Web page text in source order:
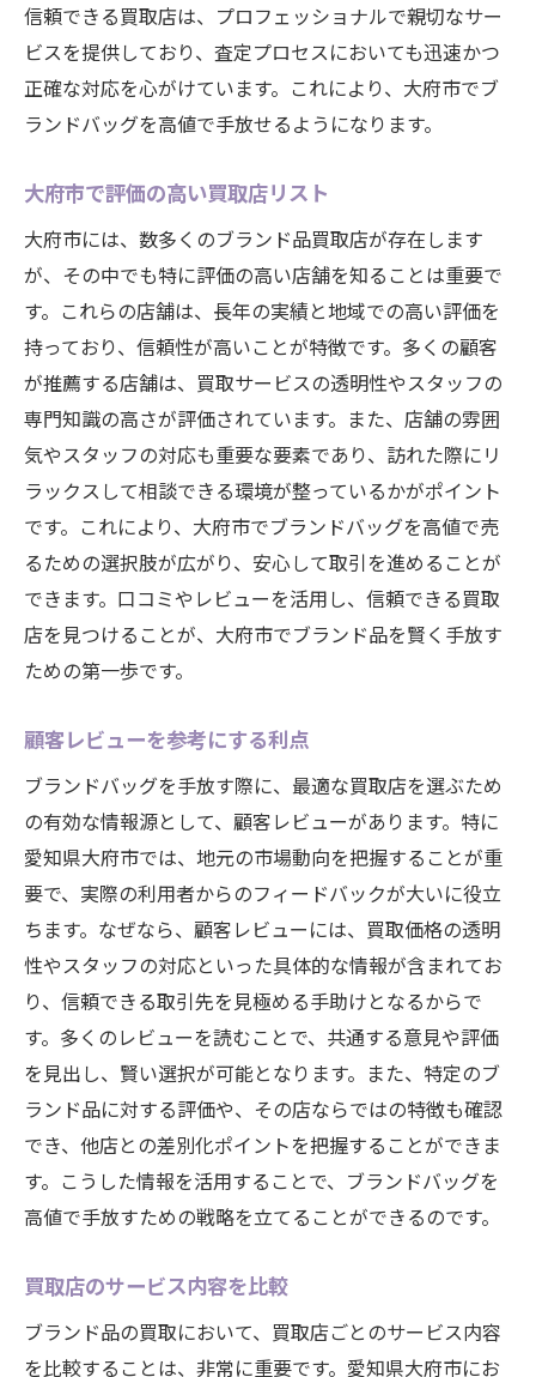
信頼できる買取店は、プロフェッショナルで親切なサー
ビスを提供しており、査定プロセスにおいても迅速かつ
正確な対応を心がけています。これにより、大府市でブ
ランドバッグを高値で手放せるようになります。
大府市で評価の高い買取店リスト
大府市には、数多くのブランド品買取店が存在します
が、その中でも特に評価の高い店舗を知ることは重要で
す。これらの店舗は、長年の実績と地域での高い評価を
持っており、信頼性が高いことが特徴です。多くの顧客
が推薦する店舗は、買取サービスの透明性やスタッフの
専門知識の高さが評価されています。また、店舗の雰囲
気やスタッフの対応も重要な要素であり、訪れた際にリ
ラックスして相談できる環境が整っているかがポイント
です。これにより、大府市でブランドバッグを高値で売
るための選択肢が広がり、安心して取引を進めることが
できます。口コミやレビューを活用し、信頼できる買取
店を見つけることが、大府市でブランド品を賢く手放す
ための第一歩です。
顧客レビューを参考にする利点
ブランドバッグを手放す際に、最適な買取店を選ぶため
の有効な情報源として、顧客レビューがあります。特に
愛知県大府市では、地元の市場動向を把握することが重
要で、実際の利用者からのフィードバックが大いに役立
ちます。なぜなら、顧客レビューには、買取価格の透明
性やスタッフの対応といった具体的な情報が含まれてお
り、信頼できる取引先を見極める手助けとなるからで
す。多くのレビューを読むことで、共通する意見や評価
を見出し、賢い選択が可能となります。また、特定のブ
ランド品に対する評価や、その店ならではの特徴も確認
でき、他店との差別化ポイントを把握することができま
す。こうした情報を活用することで、ブランドバッグを
高値で手放すための戦略を立てることができるのです。
買取店のサービス内容を比較
ブランド品の買取において、買取店ごとのサービス内容
を比較することは、非常に重要です。愛知県大府市にお